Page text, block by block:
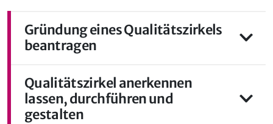
Gründung eines Qualitätszirkels
beantragen
Qualitätszirkel anerkennen
lassen, durchführen und
gestalten